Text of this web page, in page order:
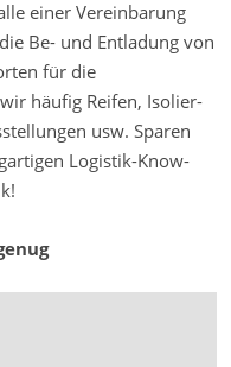
einer Vereinbarung
Be- und Entladung von
für die
häufig Reifen, Isolier-
usw. Sparen
Logistik-Know-